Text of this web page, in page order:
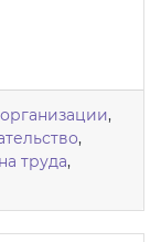
,
,
труда,